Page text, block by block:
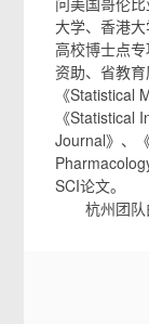
大学、香港
高校博士点
资助、省教
《Statistical
《Statistical
Journal》、
SCI论文。
杭州团队